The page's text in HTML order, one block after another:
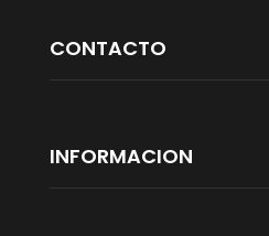
CONTACTO
INFORMACION